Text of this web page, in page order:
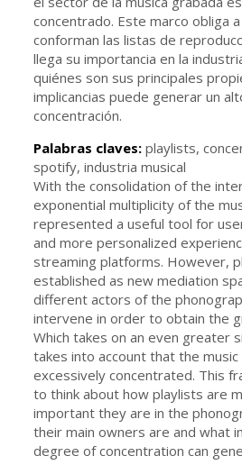
concentrado. Este marco obliga
conforman las listas de
llega su importancia en la
quiénes son sus principales
implicancias puede generar un
concentración.
Palabras claves: playlists,
spotify, industria musical
With the consolidation of the
exponential multiplicity of the
represented a useful tool for
and more personalized
streaming platforms. However,
established as new mediation
different actors of the
intervene in order to obtain the
Which takes on an even greater
takes into account that the
excessively concentrated. This
to think about how playlists are
important they are in the
their main owners are and what
degree of concentration can